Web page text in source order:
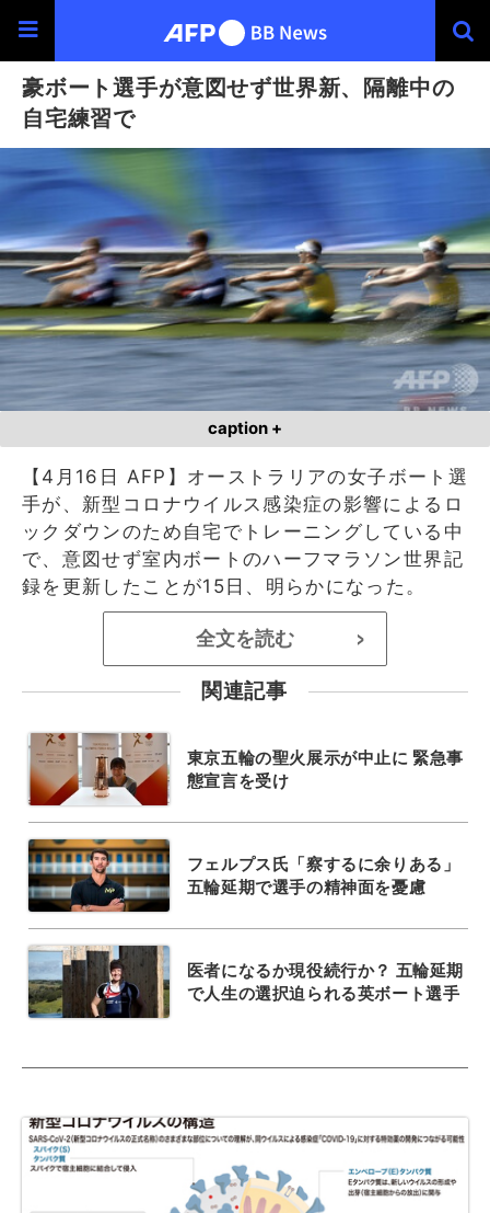
豪ボート選手が意図せず世界新、隔離中の
自宅練習で
caption +
【4月16日 AFP】オーストラリアの女子ボート選
手が、新型コロナウイルス感染症の影響によるロ
ックダウンのため自宅でトレーニングしている中
で、意図せず室内ボートのハーフマラソン世界記
録を更新したことが15日、明らかになった。
全文を読む >
関連記事
東京五輪の聖火展示が中止に 緊急事
態宣言を受け
フェルプス氏「察するに余りある」
五輪延期で選手の精神面を憂慮
医者になるか現役続行か？ 五輪延期
で人生の選択迫られる英ボート選手